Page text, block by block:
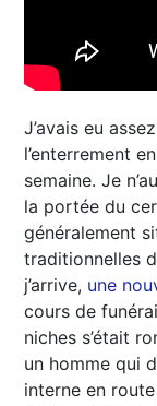
J’avais eu
l’enterrement
semaine. Je
la portée du
généralement
traditionnelles
j’arrive, une
cours de
niches s’était
un homme qui
interne en